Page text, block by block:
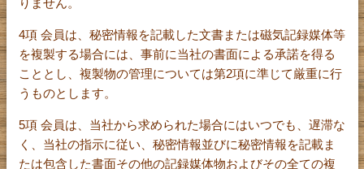
4項 会員は、秘密情報を記載した文書または磁気記録媒体等
を複製する場合には、事前に当社の書面による承諾を得る
こととし、複製物の管理については第2項に準じて厳重に行
うものとします。
5項 会員は、当社から求められた場合にはいつでも、遅滞な
く、当社の指示に従い、秘密情報並びに秘密情報を記載ま
たは包含した書面その他の記録媒体物およびその全ての複